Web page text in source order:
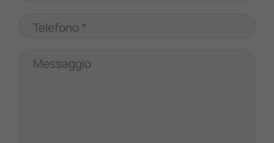
Telefono *
Messaggio